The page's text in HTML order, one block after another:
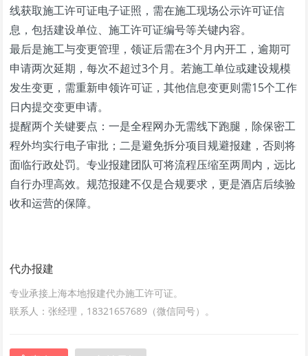
线获取施工许可证电子证照，需在施工现场公示许可证信
息，包括建设单位、施工许可证编号等关键内容。
最后是施工与变更管理，领证后需在3个月内开工，逾期可
申请两次延期，每次不超过3个月。若施工单位或建设规模
发生变更，需重新申领许可证，其他信息变更则需15个工作
日内提交变更申请。
提醒两个关键要点：一是全程网办无需线下跑腿，除保密工
程外均实行电子审批；二是避免拆分项目规避报建，否则将
面临行政处罚。专业报建团队可将流程压缩至两周内，远比
自行办理高效。规范报建不仅是合规要求，更是酒店后续验
收和运营的保障。
代办报建
专业承接上海本地报建代办施工许可证。
联系人：张经理，18321657689（微信同号）。